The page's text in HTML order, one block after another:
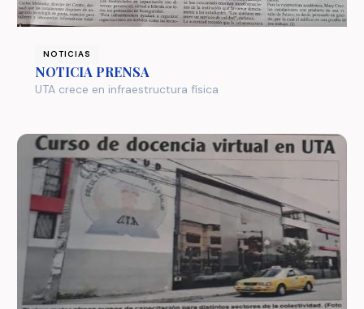
NOTICIAS
NOTICIA PRENSA
UTA crece en infraestructura física